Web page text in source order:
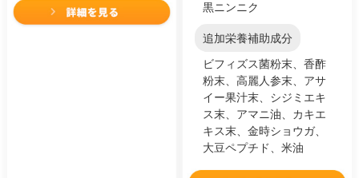
黒ニンニク
追加栄養補助成分
ビフィズス菌粉末、香酢
粉末、高麗人参末、アサ
イー果汁末、シジミエキ
ス末、アマニ油、カキエ
キス末、金時ショウガ、
大豆ペプチド、米油